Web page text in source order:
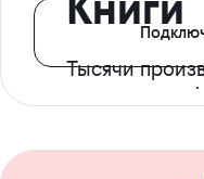
Тысячи
с доступом